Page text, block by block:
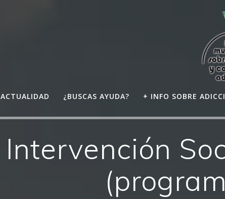
ACTUALIDAD ¿BUSCAS AYUDA? + INFO SOBRE
Intervención